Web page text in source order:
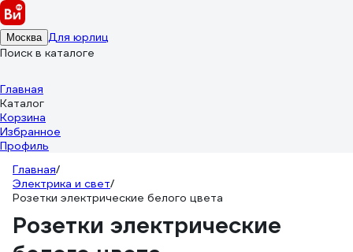
Москва Для юрлиц
Поиск в каталоге
Главная
Каталог
Корзина
Избранное
Профиль
Главная/
Электрика и свет/
Розетки электрические белого цвета
Розетки электрические